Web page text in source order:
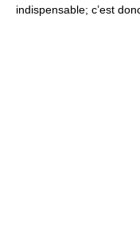
indispensable; c’est